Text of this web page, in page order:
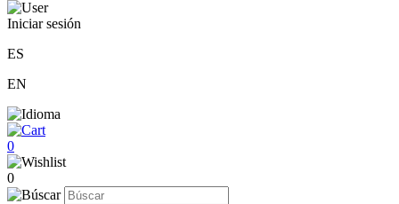
Iniciar sesión
ES
EN
0
0